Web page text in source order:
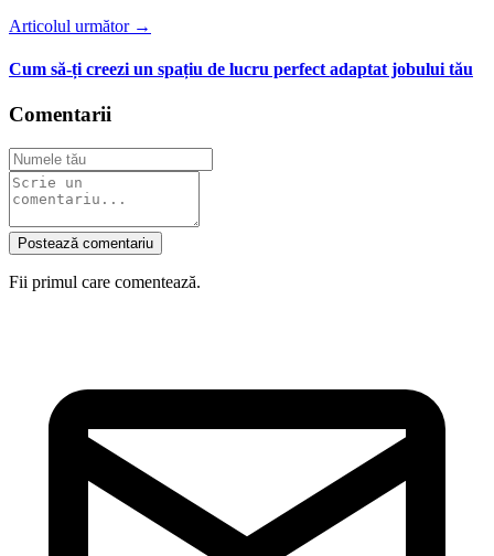
Articolul următor →
Cum să-ți creezi un spațiu de lucru perfect adaptat jobului tău
Comentarii
Postează comentariu
Fii primul care comentează.